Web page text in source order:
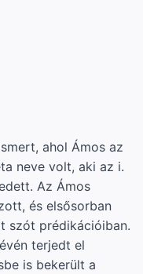
ahol Ámos az
neve volt, aki az i.
Az Ámos
és elsősorban
szót prédikációiban.
terjedt el
is bekerült a